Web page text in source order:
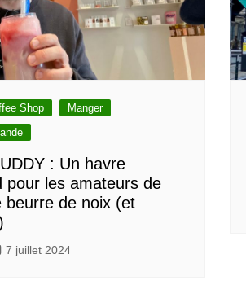
Shop
Manger
: Un havre
pour les amateurs de
beurre de noix (et
7 juillet 2024